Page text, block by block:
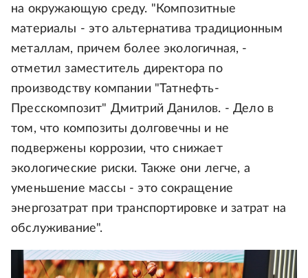
на окружающую среду. "Композитные
материалы - это альтернатива традиционным
металлам, причем более экологичная, -
отметил заместитель директора по
производству компании "Татнефть-
Пресскомпозит" Дмитрий Данилов. - Дело в
том, что композиты долговечны и не
подвержены коррозии, что снижает
экологические риски. Также они легче, а
уменьшение массы - это сокращение
энергозатрат при транспортировке и затрат на
обслуживание".